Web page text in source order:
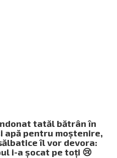
tatăl bătrân în
apă pentru moștenire,
îl vor devora:
i-a șocat pe toți 😢